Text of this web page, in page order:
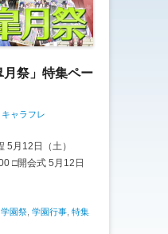
祭」特集ペー
キャラフレ
5月12日（土）
□開会式 5月12日
学園祭 学園行事 特集